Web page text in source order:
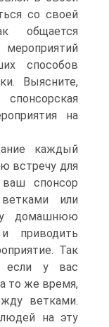
со своей
общается
мероприятий
способов
Выясните,
на
каждый
встречу для
спонсор
или
домашнюю
приводить
Так
если у вас
то же время,
ветками.
на эту